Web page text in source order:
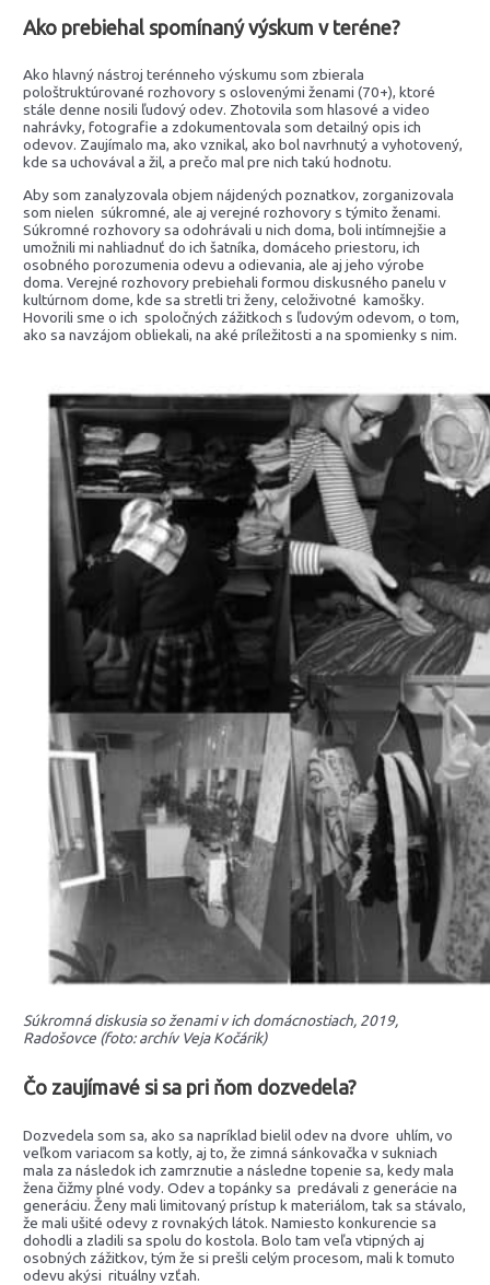
Ako prebiehal spomínaný výskum v teréne?
Ako hlavný nástroj terénneho výskumu som zbierala
pološtruktúrované rozhovory s oslovenými ženami (70+), ktoré
stále denne nosili ľudový odev. Zhotovila som hlasové a video
nahrávky, fotografie a zdokumentovala som detailný opis ich
odevov. Zaujímalo ma, ako vznikal, ako bol navrhnutý a vyhotovený,
kde sa uchovával a žil, a prečo mal pre nich takú hodnotu.
Aby som zanalyzovala objem nájdených poznatkov, zorganizovala
som nielen súkromné, ale aj verejné rozhovory s týmito ženami.
Súkromné rozhovory sa odohrávali u nich doma, boli intímnejšie a
umožnili mi nahliadnuť do ich šatníka, domáceho priestoru, ich
osobného porozumenia odevu a odievania, ale aj jeho výrobe
doma. Verejné rozhovory prebiehali formou diskusného panelu v
kultúrnom dome, kde sa stretli tri ženy, celoživotné kamošky.
Hovorili sme o ich spoločných zážitkoch s ľudovým odevom, o tom,
ako sa navzájom obliekali, na aké príležitosti a na spomienky s nim.
Súkromná diskusia so ženami v ich domácnostiach, 2019,
Radošovce (foto: archív Veja Kočárik)
Čo zaujímavé si sa pri ňom dozvedela?
Dozvedela som sa, ako sa napríklad bielil odev na dvore uhlím, vo
veľkom variacom sa kotly, aj to, že zimná sánkovačka v sukniach
mala za následok ich zamrznutie a následne topenie sa, kedy mala
žena čižmy plné vody. Odev a topánky sa predávali z generácie na
generáciu. Ženy mali limitovaný prístup k materiálom, tak sa stávalo,
že mali ušité odevy z rovnakých látok. Namiesto konkurencie sa
dohodli a zladili sa spolu do kostola. Bolo tam veľa vtipných aj
osobných zážitkov, tým že si prešli celým procesom, mali k tomuto
odevu akýsi rituálny vzťah.